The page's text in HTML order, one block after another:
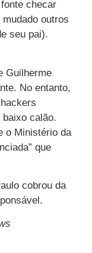
checar
outros
seu pai).
Guilherme
No entanto,
calão.
o Ministério da
que
cobrou da